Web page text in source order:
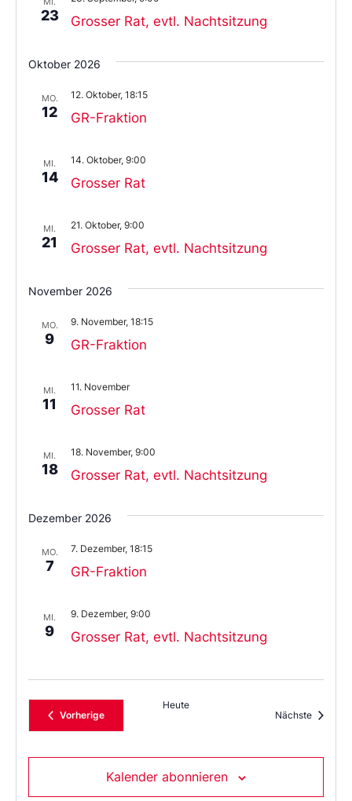
23 Grosser Rat, evtl. Nachtsitzung
Oktober 2026
MO.
12 GR-Fraktion
12. Oktober, 18:15
MI.
14 Grosser Rat
14. Oktober, 9:00
MI.
21 Grosser Rat, evtl. Nachtsitzung
21. Oktober, 9:00
November 2026
MO.
9 GR-Fraktion
9. November, 18:15
MI.
11 Grosser Rat
11. November
MI.
18 Grosser Rat, evtl. Nachtsitzung
18. November, 9:00
Dezember 2026
MO.
7 GR-Fraktion
7. Dezember, 18:15
MI.
9 Grosser Rat, evtl. Nachtsitzung
9. Dezember, 9:00
VorherigeVeranstaltungen
Heute
Nächste
Kalender abonnieren